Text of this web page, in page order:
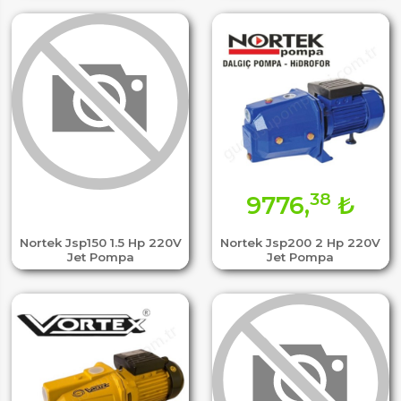
Nortek Jsp150 1.5 Hp 220V
Jet Pompa
Nortek Jsp200 2 Hp 220V
Jet Pompa
9776,38 ₺